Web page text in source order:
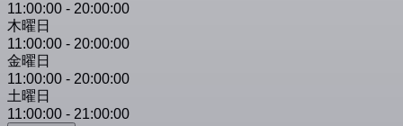
11:00:00 - 20:00:00
木曜日
11:00:00 - 20:00:00
金曜日
11:00:00 - 20:00:00
土曜日
11:00:00 - 21:00:00